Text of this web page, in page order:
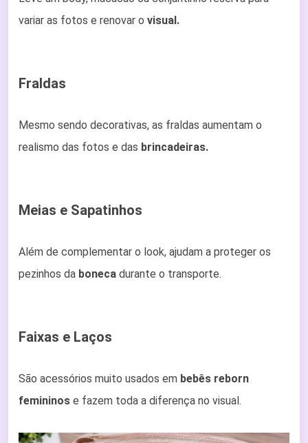
variar as fotos e renovar o visual.
Fraldas
Mesmo sendo decorativas, as fraldas aumentam o
realismo das fotos e das brincadeiras.
Meias e Sapatinhos
Além de complementar o look, ajudam a proteger os
pezinhos da boneca durante o transporte.
Faixas e Laços
São acessórios muito usados em bebês reborn
femininos e fazem toda a diferença no visual.